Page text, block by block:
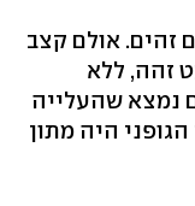
זהים. אולם קצב
זהה, ללא
נמצא שהעלייה
היה מתון